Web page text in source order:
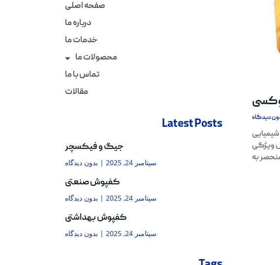
دیدگاه
ویژگی‌
به
صفحه اصلی
درباره ما
خدمات ما
محصولات ما
تماس با ما
مقالات
Latest Posts
جیگ و فیکسچر
سپتامبر 24, 2025 بدون دیدگاه
کفپوش صنعتی
سپتامبر 24, 2025 بدون دیدگاه
کفپوش بهداشتی
سپتامبر 24, 2025 بدون دیدگاه